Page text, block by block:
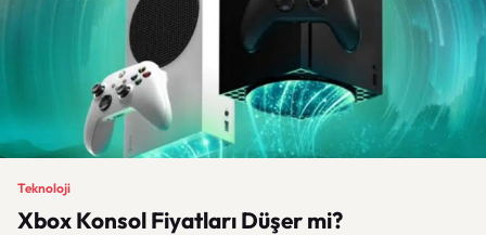
Teknoloji
Xbox Konsol Fiyatları Düşer mi?